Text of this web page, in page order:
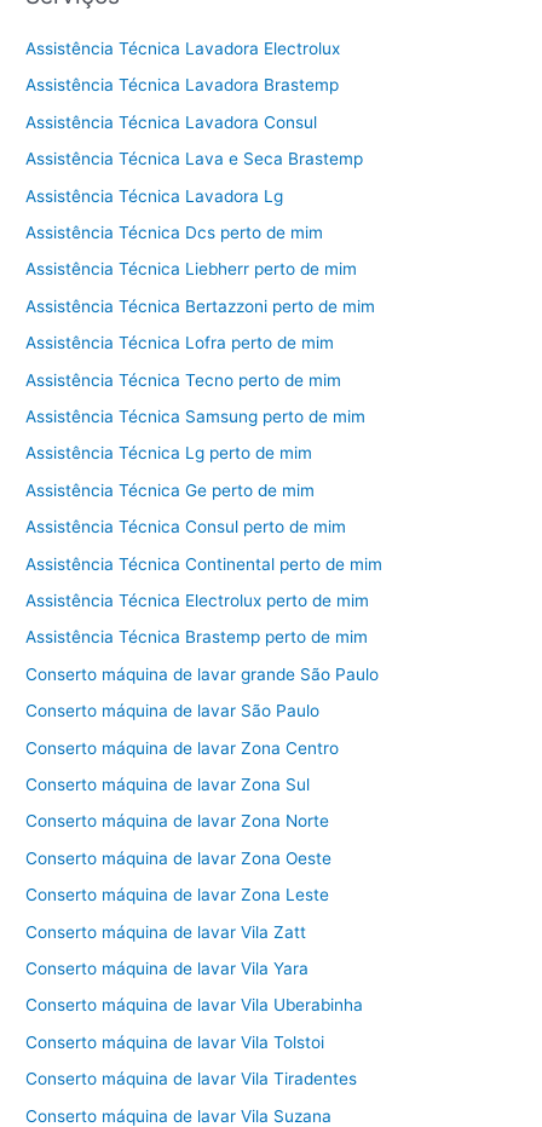
Assistência Técnica Lavadora Electrolux
Assistência Técnica Lavadora Brastemp
Assistência Técnica Lavadora Consul
Assistência Técnica Lava e Seca Brastemp
Assistência Técnica Lavadora Lg
Assistência Técnica Dcs perto de mim
Assistência Técnica Liebherr perto de mim
Assistência Técnica Bertazzoni perto de mim
Assistência Técnica Lofra perto de mim
Assistência Técnica Tecno perto de mim
Assistência Técnica Samsung perto de mim
Assistência Técnica Lg perto de mim
Assistência Técnica Ge perto de mim
Assistência Técnica Consul perto de mim
Assistência Técnica Continental perto de mim
Assistência Técnica Electrolux perto de mim
Assistência Técnica Brastemp perto de mim
Conserto máquina de lavar grande São Paulo
Conserto máquina de lavar São Paulo
Conserto máquina de lavar Zona Centro
Conserto máquina de lavar Zona Sul
Conserto máquina de lavar Zona Norte
Conserto máquina de lavar Zona Oeste
Conserto máquina de lavar Zona Leste
Conserto máquina de lavar Vila Zatt
Conserto máquina de lavar Vila Yara
Conserto máquina de lavar Vila Uberabinha
Conserto máquina de lavar Vila Tolstoi
Conserto máquina de lavar Vila Tiradentes
Conserto máquina de lavar Vila Suzana